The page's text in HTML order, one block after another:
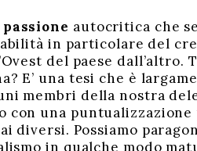
autocritica che
in particolare del
del paese
E’ una tesi che è
membri della nostra
con una
diversi. Possiamo
in qualche modo